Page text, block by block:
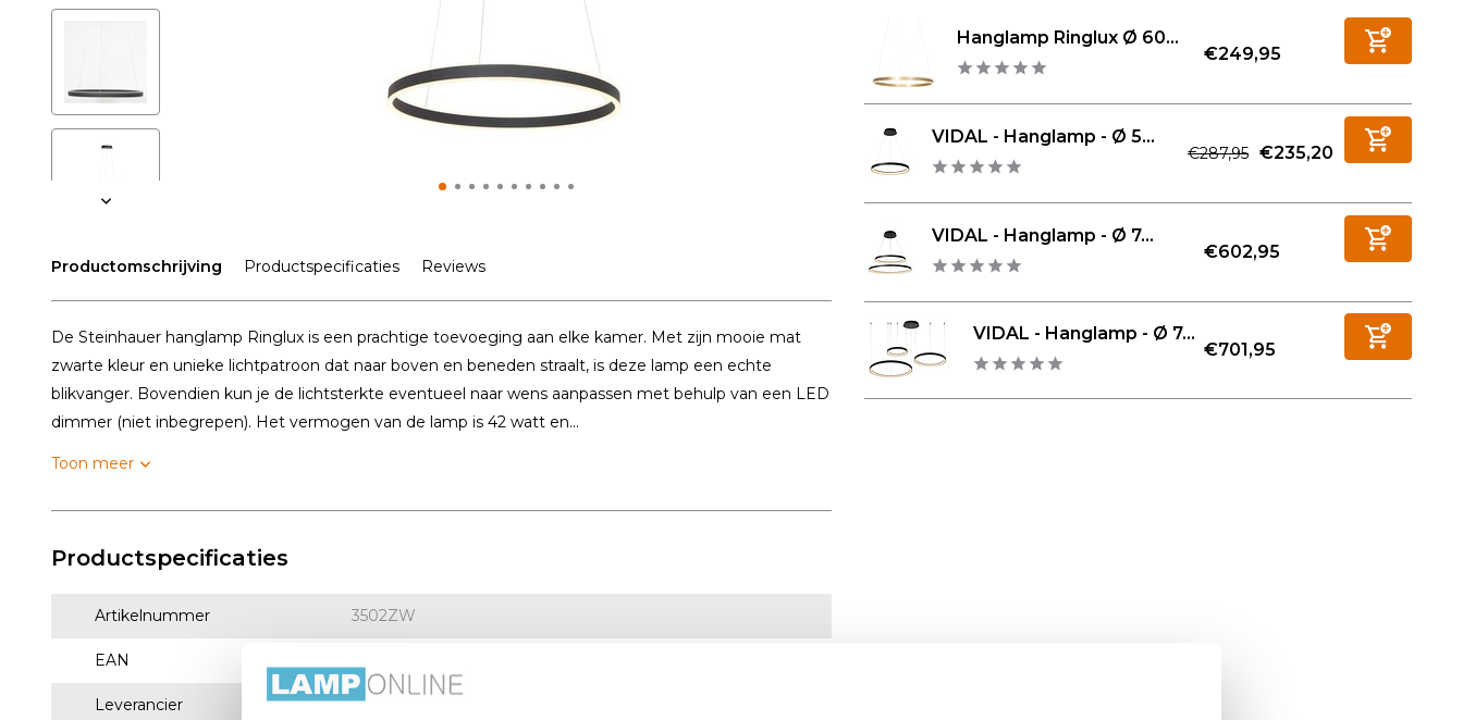
Productomschrijving Productspecificaties Reviews
De Steinhauer hanglamp Ringlux is een prachtige toevoeging aan elke kamer. Met zijn mooie mat
zwarte kleur en unieke lichtpatroon dat naar boven en beneden straalt, is deze lamp een echte
blikvanger. Bovendien kun je de lichtsterkte eventueel naar wens aanpassen met behulp van een LED
dimmer (niet inbegrepen). Het vermogen van de lamp is 42 watt en...
Toon meer
Productspecificaties
Artikelnummer 3502ZW
EAN
Leverancier Steinhauer BV
Hanglamp Ringlux Ø 60...
€249,95
VIDAL - Hanglamp - Ø 5...
€287,95 €235,20
VIDAL - Hanglamp - Ø 7...
€602,95
VIDAL - Hanglamp - Ø 7...
€701,95